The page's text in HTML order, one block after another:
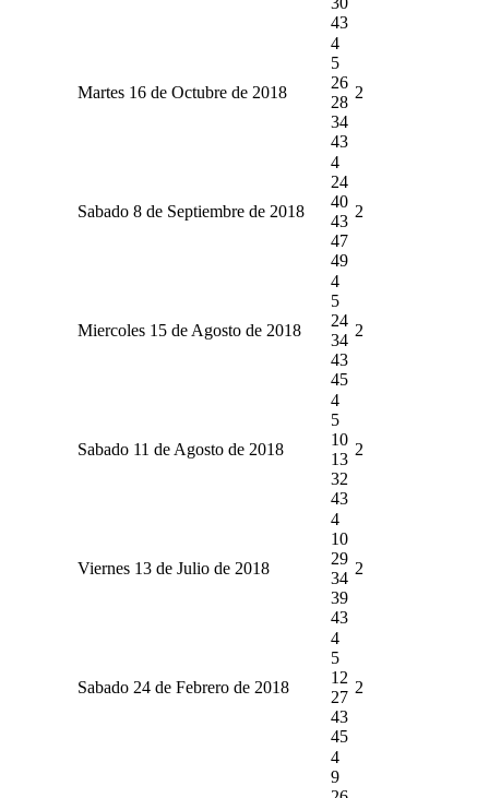
43
Martes 16 de Octubre de 2018
4
5
26
28
34
43
2
Sabado 8 de Septiembre de 2018
4
24
40
43
47
49
2
Miercoles 15 de Agosto de 2018
4
5
24
34
43
45
2
Sabado 11 de Agosto de 2018
4
5
10
13
32
43
2
Viernes 13 de Julio de 2018
4
10
29
34
39
43
2
Sabado 24 de Febrero de 2018
4
5
12
27
43
45
2
4
9